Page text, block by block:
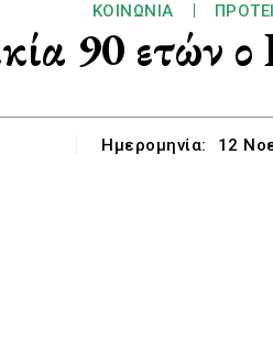
ΚΟΙΝΩΝΊΑ
90 ετών ο
Ημερομηνία: 12